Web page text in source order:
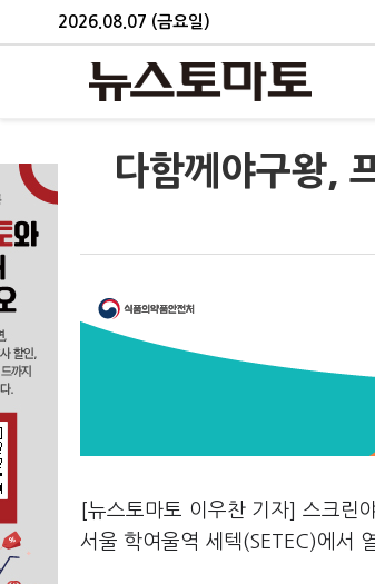
2026.08.07 (금요일)
다함께야구왕,
[뉴스토마토 이우찬 기자] 스크린
서울 학여울역 세텍(SETEC)에서